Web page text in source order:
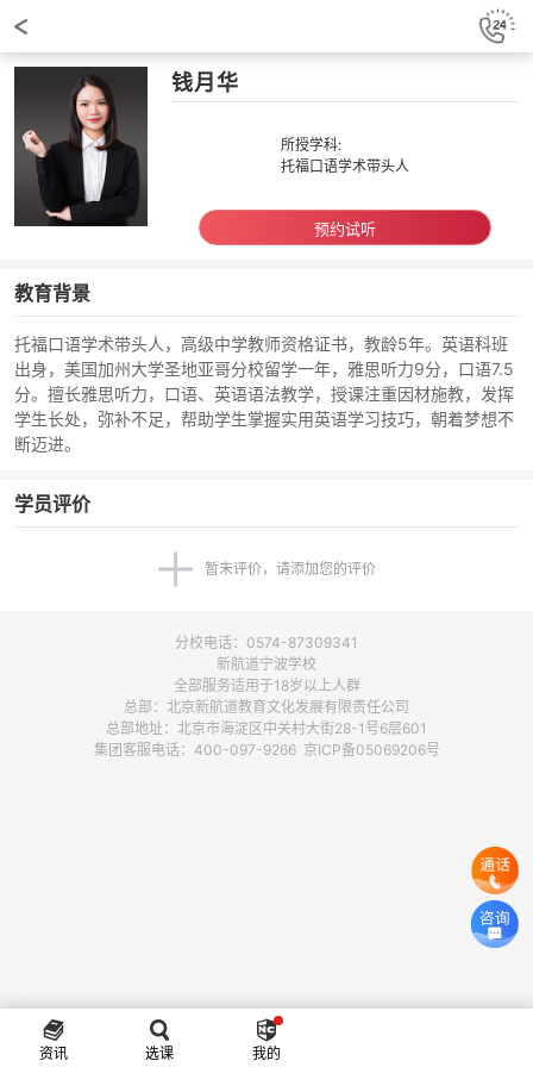
钱月华
所授学科:
托福口语学术带头人
预约试听
教育背景
托福口语学术带头人，高级中学教师资格证书，教龄5年。英语科班
出身，美国加州大学圣地亚哥分校留学一年，雅思听力9分，口语7.5
分。擅长雅思听力，口语、英语语法教学，授课注重因材施教，发挥
学生长处，弥补不足，帮助学生掌握实用英语学习技巧，朝着梦想不
断迈进。
学员评价
暂未评价，请添加您的评价
分校电话：0574-87309341
新航道宁波学校
全部服务适用于18岁以上人群
总部：北京新航道教育文化发展有限责任公司
总部地址：北京市海淀区中关村大街28-1号6层601
集团客服电话：400-097-9266 京ICP备05069206号
资讯 选课 我的